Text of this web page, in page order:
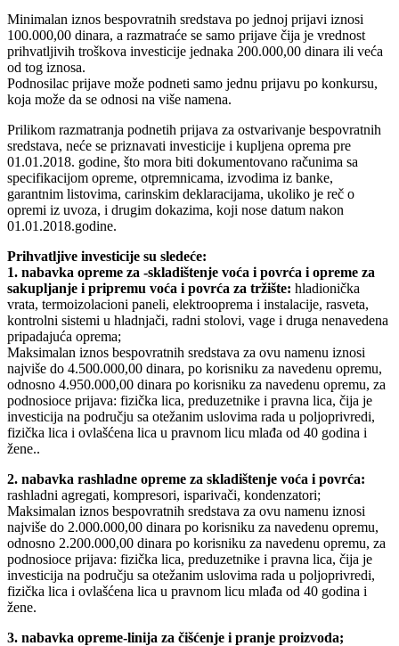
Minimalan iznos bespovratnih sredstava po jednoj prijavi iznosi
100.000,00 dinara, a razmatraće se samo prijave čija je vrednost
prihvatljivih troškova investicije jednaka 200.000,00 dinara ili veća
od tog iznosa.
Podnosilac prijave može podneti samo jednu prijavu po konkursu,
koja može da se odnosi na više namena.
Prilikom razmatranja podnetih prijava za ostvarivanje bespovratnih
sredstava, neće se priznavati investicije i kupljena oprema pre
01.01.2018. godine, što mora biti dokumentovano računima sa
specifikacijom opreme, otpremnicama, izvodima iz banke,
garantnim listovima, carinskim deklaracijama, ukoliko je reč o
opremi iz uvoza, i drugim dokazima, koji nose datum nakon
01.01.2018.godine.
Prihvatljive investicije su sledeće:
1. nabavka opreme za -skladištenje voća i povrća i opreme za
sakupljanje i pripremu voća i povrća za tržište: hladionička
vrata, termoizolacioni paneli, elektrooprema i instalacije, rasveta,
kontrolni sistemi u hladnjači, radni stolovi, vage i druga nenavedena
pripadajuća oprema;
Maksimalan iznos bespovratnih sredstava za ovu namenu iznosi
najviše do 4.500.000,00 dinara, po korisniku za navedenu opremu,
odnosno 4.950.000,00 dinara po korisniku za navedenu opremu, za
podnosioce prijava: fizička lica, preduzetnike i pravna lica, čija je
investicija na području sa otežanim uslovima rada u poljoprivredi,
fizička lica i ovlašćena lica u pravnom licu mlađa od 40 godina i
žene..
2. nabavka rashladne opreme za skladištenje voća i povrća:
rashladni agregati, kompresori, isparivači, kondenzatori;
Maksimalan iznos bespovratnih sredstava za ovu namenu iznosi
najviše do 2.000.000,00 dinara po korisniku za navedenu opremu,
odnosno 2.200.000,00 dinara po korisniku za navedenu opremu, za
podnosioce prijava: fizička lica, preduzetnike i pravna lica, čija je
investicija na području sa otežanim uslovima rada u poljoprivredi,
fizička lica i ovlašćena lica u pravnom licu mlađa od 40 godina i
žene.
3. nabavka opreme-linija za čišćenje i pranje proizvoda;